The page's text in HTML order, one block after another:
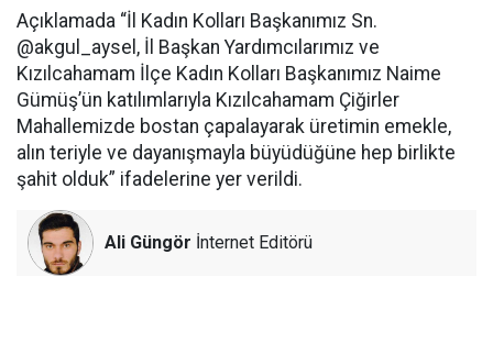
Açıklamada “İl Kadın Kolları Başkanımız Sn.
@akgul_aysel, İl Başkan Yardımcılarımız ve
Kızılcahamam İlçe Kadın Kolları Başkanımız Naime
Gümüş’ün katılımlarıyla Kızılcahamam Çiğirler
Mahallemizde bostan çapalayarak üretimin emekle,
alın teriyle ve dayanışmayla büyüdüğüne hep birlikte
şahit olduk” ifadelerine yer verildi.
Ali Güngör İnternet Editörü